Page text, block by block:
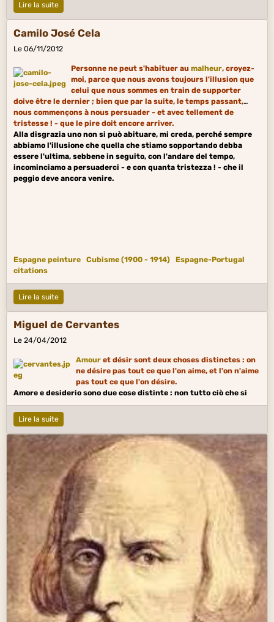
Lire la suite
Camilo José Cela
Le 06/11/2012
Personne ne peut s'habituer au malheur, croyez-
moi, parce que nous avons toujours l'illusion que
celui que nous sommes en train de supporter
doive être le dernier ; bien que par la suite, le temps passant,
nous commençons à nous persuader - et avec tellement de
tristesse ! - que le pire doit encore arriver.
Alla disgrazia uno non si può abituare, mi creda, perché sempre
abbiamo l'illusione che quella che stiamo sopportando debba
essere l'ultima, sebbene in seguito, con l'andare del tempo,
incominciamo a persuaderci - e con quanta tristezza ! - che il
peggio deve ancora venire.
Espagne peinture Cubisme (1900 - 1914)
Espagne-Portugal
citations
Lire la suite
Miguel de Cervantes
Le 24/04/2012
Amouret désir sont deux choses distinctes : on
ne désire pas tout ce que l'on aime, et l'on n'aime
pas tout ce que l'on désire.
Amore e desiderio sono due cose distinte : non tutto ciò che si
ama si desidera, né tutto ciò che si desidera si ama.
Espagne peinture Romantisme en peinture (XIXe s.)
Lire la suite